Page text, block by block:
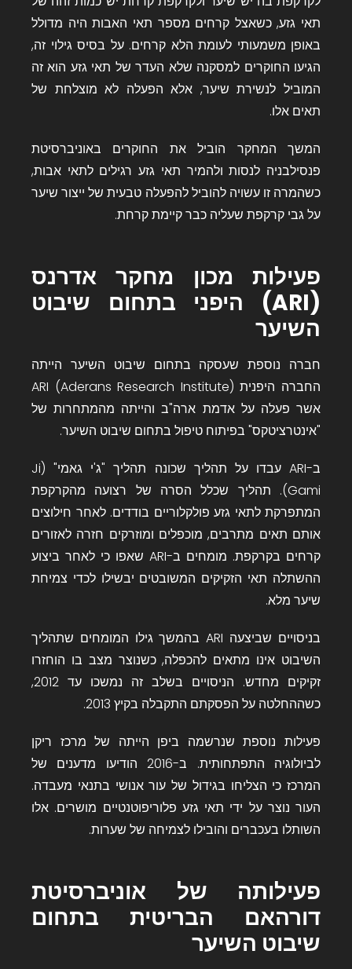
תאי גזע, כשאצל קרחים מספר תאי האבות היה מדולל
באופן משמעותי לעומת הלא קרחים. על בסיס גילוי זה,
הגיעו החוקרים למסקנה שלא העדר של תאי גזע הוא זה
המוביל לנשירת שיער, אלא הפעלה לא מוצלחת של
תאים אלו.
המשך המחקר הוביל את החוקרים באוניברסיטת
פנסילבניה לנסות ולהמיר תאי גזע רגילים לתאי אבות,
כשהמרה זו עשויה להוביל להפעלה טבעית של ייצור שיער
על גבי קרקפת שעליה כבר קיימת קרחת.
פעילות מכון מחקר אדרנס
(
ARI) היפני בתחום שיבוט
השיער
חברה נוספת שעסקה בתחום שיבוט השיער הייתה
החברה היפנית ARI (Aderans Research Institute)
אשר פעלה על אדמת ארה"ב והייתה מהמתחרות של
"אינטרציטקס" בפיתוח טיפול בתחום שיבוט השיער.
ב-ARI עבדו על תהליך שכונה תהליך "ג'י גאמי" (Ji
Gami). תהליך שכלל הסרה של רצועה מהקרקפת
המתפרקת לתאי גזע פולקלוריים בודדים. לאחר חילוצים
אותם תאים מתרבים, מוכפלים ומוזרקים חזרה לאזורים
קרחים בקרקפת. מומחים ב-ARI שאפו כי לאחר ביצוע
ההשתלה תאי הזקיקים המשובטים יבשילו לכדי צמיחת
שיער מלא.
בניסויים שביצעה ARI בהמשך גילו המומחים שתהליך
השיבוט אינו מתאים להכפלה, כשנוצר מצב בו הוחזרו
זקיקים מחדש. הניסויים בשלב זה נמשכו עד 2012,
כשההחלטה על הפסקתם התקבלה בקיץ 2013.
פעילות נוספת שנרשמה ביפן הייתה של מרכז ריקן
לביולוגיה התפתחותית
. ב-2016 הודיעו מדענים של
המרכז כי הצליחו בגידול של עור אנושי בתנאי מעבדה.
העור נוצר על ידי תאי גזע פלוריפוטנטיים מושרים. אלו
השותלו בעכברים והובילו לצמיחה של שערות.
פעילותה של אוניברסיטת
דורהאם הבריטית בתחום
שיבוט השיער